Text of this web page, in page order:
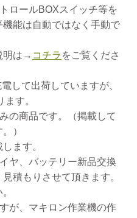
ロールBOXスイッチ等を
能は自動ではなく手動で
明は→ コチラ をご覧くださ
して出荷していますが、
す。
の商品です。（掲載して
）
ます。
ヤ、バッテリー新品交換
積もりさせて頂きます。
が、マキロン作業機の作